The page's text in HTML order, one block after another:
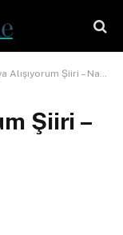
Şiiri – Nazım Hikmet Ran
Şiiri –